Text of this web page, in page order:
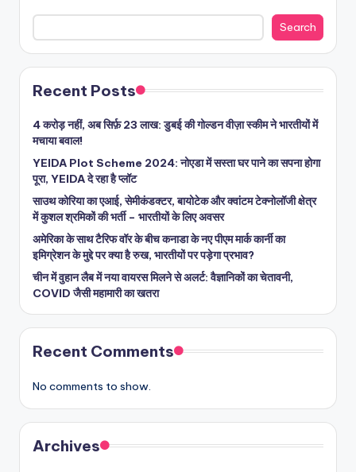
Search
Recent Posts
4 करोड़ नहीं, अब सिर्फ़ 23 लाख: डुबई की गोल्डन वीज़ा स्कीम ने भारतीयों में
मचाया बवाल!
YEIDA Plot Scheme 2024: नोएडा में सस्ता घर पाने का सपना होगा
पूरा, YEIDA दे रहा है प्लॉट
साउथ कोरिया का एआई, सेमीकंडक्टर, बायोटेक और क्वांटम टेक्नोलॉजी क्षेत्र
में कुशल श्रमिकों की भर्ती – भारतीयों के लिए अवसर
अमेरिका के साथ टैरिफ वॉर के बीच कनाडा के नए पीएम मार्क कार्नी का
इमिग्रेशन के मुद्दे पर क्या है रुख, भारतीयों पर पड़ेगा प्रभाव?
चीन में वुहान लैब में नया वायरस मिलने से अलर्ट: वैज्ञानिकों का चेतावनी,
COVID जैसी महामारी का खतरा
Recent Comments
No comments to show.
Archives